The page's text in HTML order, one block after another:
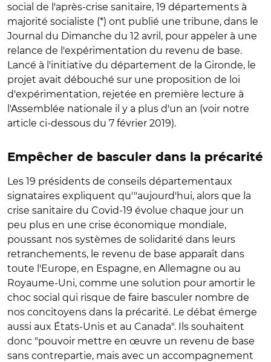
social de l'après-crise sanitaire, 19 départements à
majorité socialiste (*) ont publié une tribune, dans le
Journal du Dimanche du 12 avril, pour appeler à une
relance de l'expérimentation du revenu de base.
Lancé à l'initiative du département de la Gironde, le
projet avait débouché sur une proposition de loi
d'expérimentation, rejetée en première lecture à
l'Assemblée nationale il y a plus d'un an (voir notre
article ci-dessous du 7 février 2019).
Empêcher de basculer dans la précarité
Les 19 présidents de conseils départementaux
signataires expliquent qu'"aujourd'hui, alors que la
crise sanitaire du Covid-19 évolue chaque jour un
peu plus en une crise économique mondiale,
poussant nos systèmes de solidarité dans leurs
retranchements, le revenu de base apparaît dans
toute l'Europe, en Espagne, en Allemagne ou au
Royaume-Uni, comme une solution pour amortir le
choc social qui risque de faire basculer nombre de
nos concitoyens dans la précarité. Le débat émerge
aussi aux États-Unis et au Canada". Ils souhaitent
donc "pouvoir mettre en œuvre un revenu de base
sans contrepartie, mais avec un accompagnement